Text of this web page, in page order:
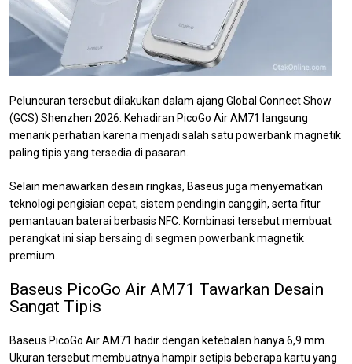
Peluncuran tersebut dilakukan dalam ajang Global Connect Show
(GCS) Shenzhen 2026. Kehadiran PicoGo Air AM71 langsung
menarik perhatian karena menjadi salah satu powerbank magnetik
paling tipis yang tersedia di pasaran.
Selain menawarkan desain ringkas, Baseus juga menyematkan
teknologi pengisian cepat, sistem pendingin canggih, serta fitur
pemantauan baterai berbasis NFC. Kombinasi tersebut membuat
perangkat ini siap bersaing di segmen powerbank magnetik
premium.
Baseus PicoGo Air AM71 Tawarkan Desain
Sangat Tipis
Baseus PicoGo Air AM71 hadir dengan ketebalan hanya 6,9 mm.
Ukuran tersebut membuatnya hampir setipis beberapa kartu yang